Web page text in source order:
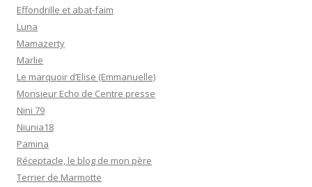
Effondrille et abat-faim
Luna
Mamazerty
Marlie
Le marquoir d’Elise (Emmanuelle)
Monsieur Echo de Centre presse
Nini 79
Niunia18
Pamina
Réceptacle, le blog de mon père
Terrier de Marmotte